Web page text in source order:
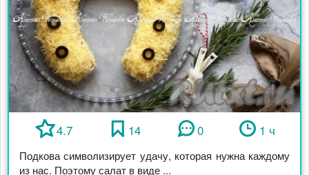
4.7 14 0 1 ч
Подкова символизирует удачу, которая нужна каждому
из нас. Поэтому салат в виде ...